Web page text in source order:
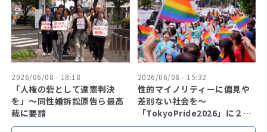
2026/06/08 - 18:18
「人権の砦として違憲判決
を」〜同性婚訴訟原告ら最高
裁に要請
2026/06/08 - 15:32
性的マイノリティーに偏見や
差別ない社会を〜
「TokyoPride2026」に２７
万人